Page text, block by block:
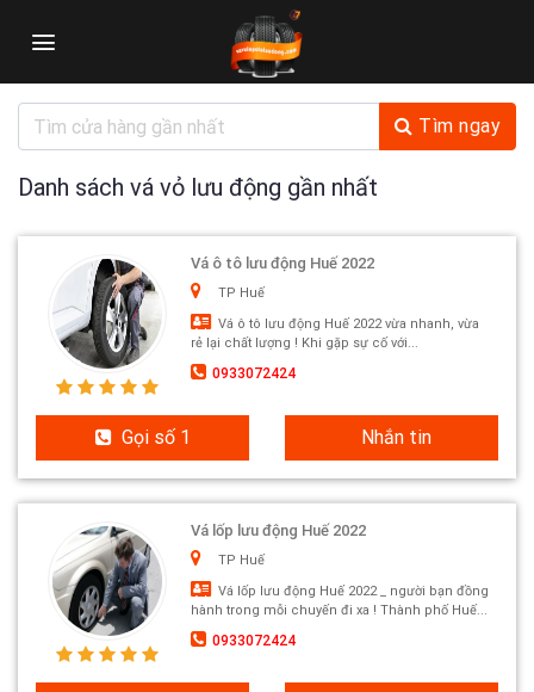
Tìm ngay
Danh sách vá vỏ lưu động gần nhất
Vá ô tô lưu động Huế 2022
TP Huế
Vá ô tô lưu động Huế 2022 vừa nhanh, vừa
rẻ lại chất lượng ! Khi gặp sự cố với...
0933072424
Gọi số 1 Nhắn tin
Vá lốp lưu động Huế 2022
TP Huế
Vá lốp lưu động Huế 2022 _ người bạn đồng
hành trong mỗi chuyến đi xa ! Thành phố Huế...
0933072424